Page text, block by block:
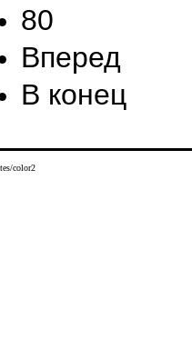
80
Вперед
В конец
color2